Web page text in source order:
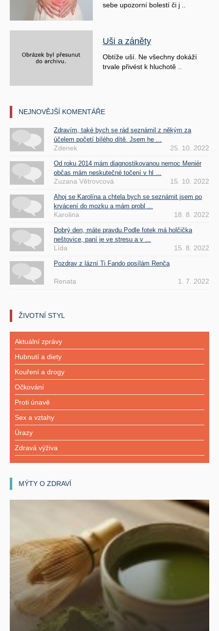
sebe upozorní bolestí či j ..
Uši a záněty
Obtíže uší. Ne všechny dokáží
trvale přivést k hluchotě ..
NEJNOVĚJŠÍ KOMENTÁŘE
Zdravím, také bych se rád seznámil z někým za
účelem početí bílého dítě. Jsem he ...
Zdenek 25. 10. 2022
Od roku 2014 mám diagnostikovanou nemoc Meniér
občas mám neskutečné točení v hl ...
Zuzana Větrovcová 15. 10. 2022
Ahoj se Karolína a chtela bych se seznámit jsem po
krvácení do mozku a mám probl ...
Karolina 18. 8. 2022
Dobrý den, máte pravdu.Podle fotek má holčička
neštovice, paní je ve stresu a v ...
Lída 15. 8. 2022
Pozdrav z lázní Ti Fando posílám Renča
Renata 1. 7. 2022
ŽIVOTNÍ STYL
Aktuální zprávy
Hubnutí a diety
Kouření a drogy
Očkování
Proti únavě
Sex a vztahy
Úrazy
Zdravá výživa
MÝTY O ZDRAVÍ